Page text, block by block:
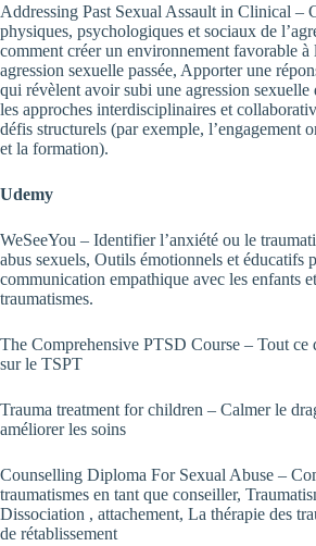
Addressing Past Sexual Assault in Clinical –
physiques, psychologiques et sociaux de
comment créer un environnement favorable à
agression sexuelle passée, Apporter une
qui révèlent avoir subi une agression sexuelle
les approches interdisciplinaires et
défis structurels (par exemple, l’engagement
et la formation).
Udemy
WeSeeYou – Identifier l’anxiété ou le
abus sexuels, Outils émotionnels et éducatifs
communication empathique avec les enfants
traumatismes.
The Comprehensive PTSD Course – Tout ce
sur le TSPT
Trauma treatment for children – Calmer le
améliorer les soins
Counselling Diploma For Sexual Abuse –
traumatismes en tant que conseiller,
Dissociation , attachement, La thérapie des
de rétablissement